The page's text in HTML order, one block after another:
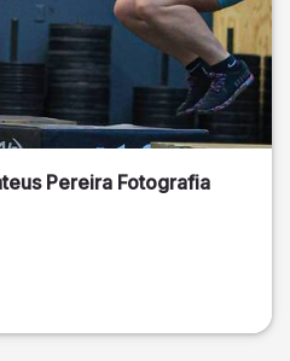
Pereira Fotografia